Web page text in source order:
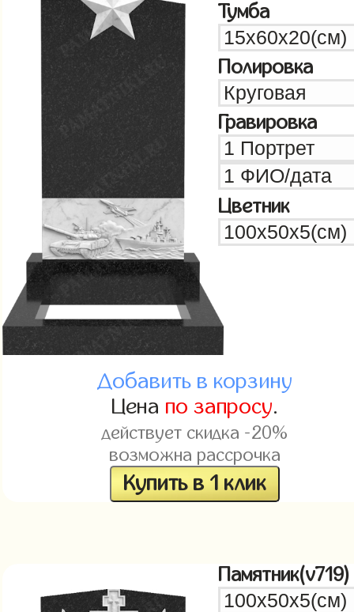
Тумба
Полировка
Гравировка
Цветник
Добавить в корзину
Цена по запросу.
действует скидка -20%
возможна рассрочка
Купить в 1 клик
Памятник(v719)